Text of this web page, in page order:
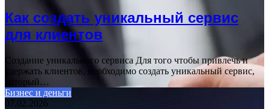
Как создать уникальный сервис
для клиентов
Создание уникального сервиса Для того чтобы привлечь и
удержать клиентов, необходимо создать уникальный сервис,
который…
Бизнес и деньги
07.02.2026